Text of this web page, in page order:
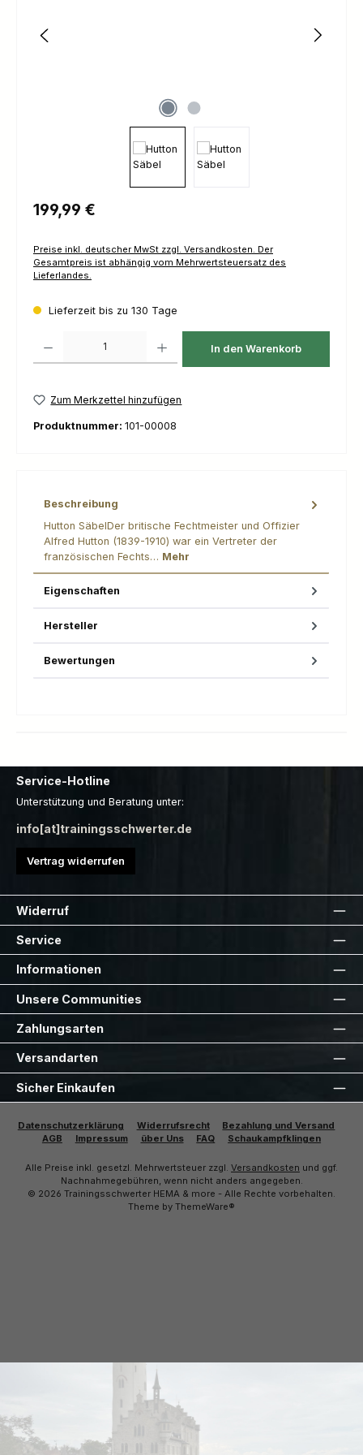
Regulärer Preis:
199,99 €
Preise inkl. deutscher MwSt zzgl. Versandkosten. Der
Gesamtpreis ist abhängig vom Mehrwertsteuersatz des
Lieferlandes.
Lieferzeit bis zu 130 Tage
In den Warenkorb
Zum Merkzettel hinzufügen
Produktnummer: 101-00008
Beschreibung
Hutton SäbelDer britische Fechtmeister und Offizier
Alfred Hutton (1839-1910) war ein Vertreter der
französischen Fechts… Mehr
Eigenschaften
Hersteller
Bewertungen
Service-Hotline
Unterstützung und Beratung unter:
info[at]trainingsschwerter.de
Vertrag widerrufen
Widerruf
Service
Informationen
Unsere Communities
Zahlungsarten
Versandarten
Sicher Einkaufen
Datenschutzerklärung Widerrufsrecht
Bezahlung und Versand
AGB
Impressum über Uns FAQ Schaukampfklingen
Alle Preise inkl. gesetzl. Mehrwertsteuer zzgl. Versandkosten und ggf.
Nachnahmegebühren, wenn nicht anders angegeben.
© 2026 Trainingsschwerter HEMA & more - Alle Rechte vorbehalten.
Theme by ThemeWare®